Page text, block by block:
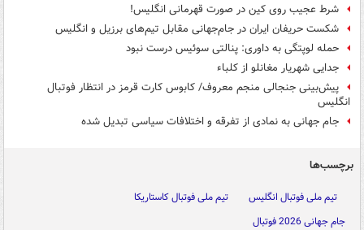
شرط عجیب روی کین در صورت قهرمانی انگلیس!
شکست حریفان ایران در جام‌جهانی مقابل تیم‌های برزیل و انگلیس
حمله لوپتگی به داوری: پنالتی سوئیس درست نبود
جدایی شهریار مغانلو از کلباء
پیش‌بینی جنجالی منجم معروف/ کابوس کارت قرمز در انتظار فوتبال
انگلیس
جام جهانی به نمادی از تفرقه و اختلافات سیاسی تبدیل شده
برچسب‌ها
تیم ملی فوتبال انگلیس
تیم ملی فوتبال کاستاریکا
جام جهانی 2026 فوتبال